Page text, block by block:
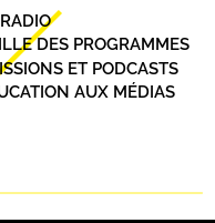
DES PROGRAMMES
ET PODCASTS
AUX MÉDIAS